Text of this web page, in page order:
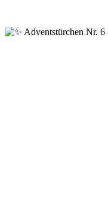
Adventstürchen Nr. 6